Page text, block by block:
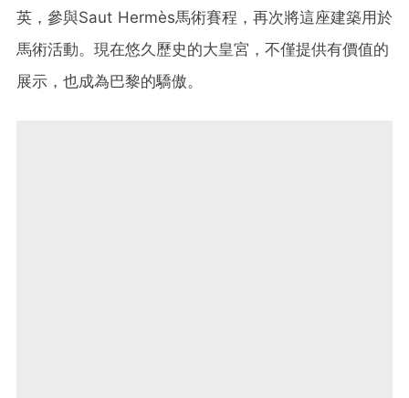
英，參與Saut Hermès馬術賽程，再次將這座建築用於
馬術活動。現在悠久歷史的大皇宮，不僅提供有價值的
展示，也成為巴黎的驕傲。